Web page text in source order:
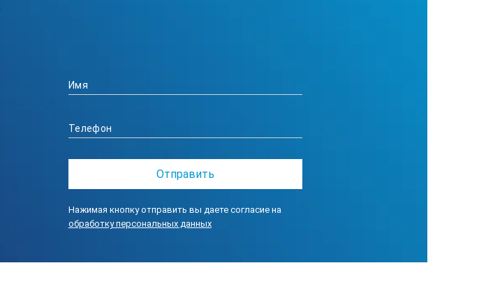
max. 85 % относит. влажн/ 0 ... + 50 °C
Нажимая кнопку отправить вы даете согласие на
обработку персональных данных